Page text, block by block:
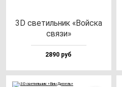
3D све­тиль­ник «Вой­ска
свя­зи»
2890 руб